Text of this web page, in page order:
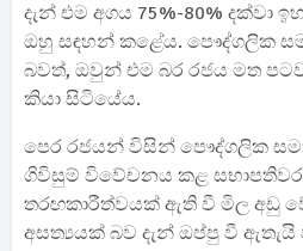
දැන් එම අගය 75%-80% දක්වා
ඔහු සඳහන් කළේය. පෞද්ගලික
බවත්, ඔවුන් එම බර රජය මත
කියා සිටියේය.
පෙර රජයන් විසින් පෞද්ගලික
ගිවිසුම් විවේචනය කළ
තරඟකාරීත්වයක් ඇති වී මිල අඩු
අසත්‍යයක් බව දැන් ඔප්පු වී ඇතැයි